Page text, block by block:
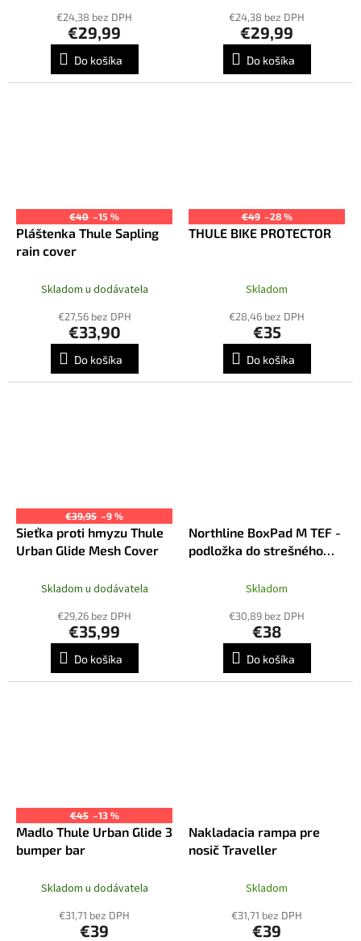
€24,38 bez DPH
€29,99
Do košíka
€24,38 bez DPH
€29,99
Do košíka
€40 –15 %
Pláštenka Thule Sapling
rain cover
Skladom u dodávatela
€27,56 bez DPH
€33,90
Do košíka
€49 –28 %
THULE BIKE PROTECTOR
Skladom
€28,46 bez DPH
€35
Do košíka
€39,95 –9 %
Sieťka proti hmyzu Thule
Urban Glide Mesh Cover
Skladom u dodávatela
€29,26 bez DPH
€35,99
Do košíka
Northline BoxPad M TEF -
podložka do strešného
Skladom
€30,89 bez DPH
€38
Do košíka
€45 –13 %
Madlo Thule Urban Glide 3
bumper bar
Skladom u dodávatela
€31,71 bez DPH
€39
Nakladacia rampa pre
nosič Traveller
Skladom
€31,71 bez DPH
€39